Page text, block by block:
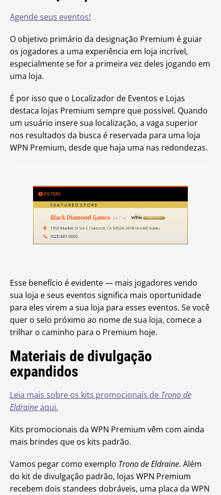
Agende seus eventos!
O objetivo primário da designação Premium é guiar
os jogadores a uma experiência em loja incrível,
especialmente se for a primeira vez deles jogando em
uma loja.
É por isso que o Localizador de Eventos e Lojas
destaca lojas Premium sempre que possível. Quando
um usuário insere sua localização, a vaga superior
nos resultados da busca é reservada para uma loja
WPN Premium, desde que haja uma nas redondezas.
Esse benefício é evidente — mais jogadores vendo
sua loja e seus eventos significa mais oportunidade
para eles virem a sua loja para esses eventos. Se você
quer o selo próximo ao nome de sua loja, comece a
trilhar o caminho para o Premium hoje.
Materiais de divulgação
expandidos
Leia mais sobre os kits promocionais de Trono de
Eldraineaqui.
Kits promocionais da WPN Premium vêm com ainda
mais brindes que os kits padrão.
Vamos pegar como exemplo Trono de Eldraine. Além
do kit de divulgação padrão, lojas WPN Premium
recebem dois standees dobráveis, uma placa da WPN